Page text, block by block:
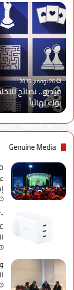
فيديو..
نصائح
للتخلص
من
إزعاج
تنبيهات
الألعاب
على
فيس
بوك
نهائياًَ
26 نوفمبر، 2015
فيديو.. نصائح
بوك نهائياًَ
Genuine Media